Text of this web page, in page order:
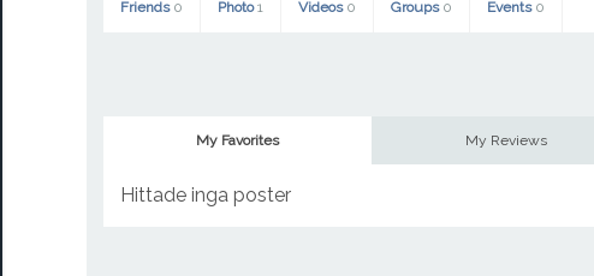
Friends 0 Photo1 Videos 0 Groups 0 Events 0
My Favorites My Reviews
Hittade inga poster